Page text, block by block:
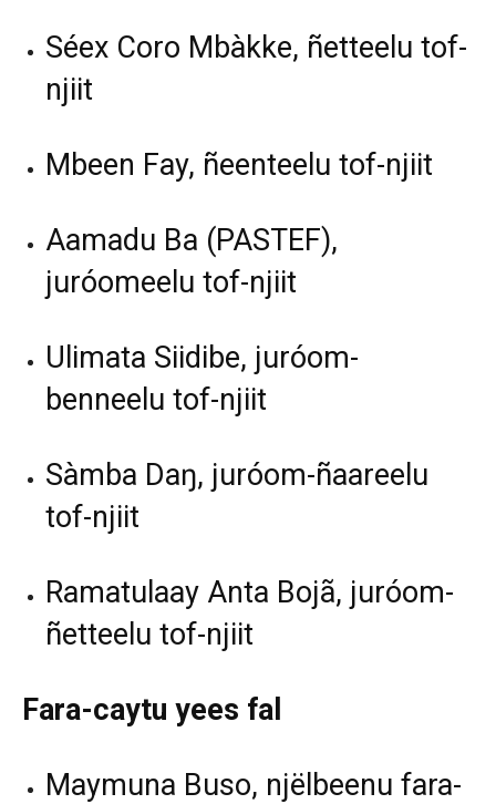
Séex Coro Mbàkke, ñetteelu tof-
njiit
Mbeen Fay, ñeenteelu tof-njiit
Aamadu Ba (PASTEF),
juróomeelu tof-njiit
Ulimata Siidibe, juróom-
benneelu tof-njiit
Sàmba Daŋ, juróom-ñaareelu
tof-njiit
Ramatulaay Anta Bojã, juróom-
ñetteelu tof-njiit
Fara-caytu yees fal
Maymuna Buso, njëlbeenu fara-